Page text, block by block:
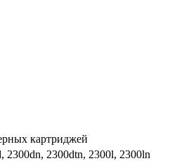
картриджей
2300dn, 2300dtn, 2300l, 2300ln